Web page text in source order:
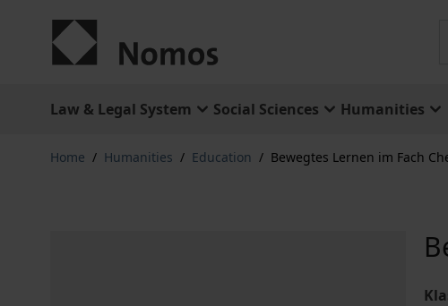
Law & Legal System Social Sciences Humanities
Home / Humanities / Education / Bewegtes Lernen im Fach